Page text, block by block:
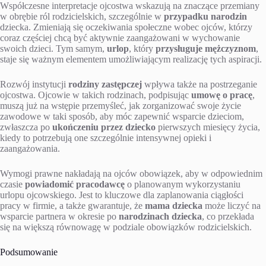
Współczesne interpretacje ojcostwa wskazują na znaczące przemiany
w obrębie ról rodzicielskich, szczególnie w przypadku narodzin
dziecka. Zmieniają się oczekiwania społeczne wobec ojców, którzy
coraz częściej chcą być aktywnie zaangażowani w wychowanie
swoich dzieci. Tym samym, urlop, który przysługuje mężczyznom,
staje się ważnym elementem umożliwiającym realizację tych aspiracji.
Rozwój instytucji rodziny zastępczej wpływa także na postrzeganie
ojcostwa. Ojcowie w takich rodzinach, podpisując umowę o pracę,
muszą już na wstępie przemyśleć, jak zorganizować swoje życie
zawodowe w taki sposób, aby móc zapewnić wsparcie dzieciom,
zwłaszcza po ukończeniu przez dziecko pierwszych miesięcy życia,
kiedy to potrzebują one szczególnie intensywnej opieki i
zaangażowania.
Wymogi prawne nakładają na ojców obowiązek, aby w odpowiednim
czasie powiadomić pracodawcę o planowanym wykorzystaniu
urlopu ojcowskiego. Jest to kluczowe dla zaplanowania ciągłości
pracy w firmie, a także gwarantuje, że mama dziecka może liczyć na
wsparcie partnera w okresie po narodzinach dziecka, co przekłada
się na większą równowagę w podziale obowiązków rodzicielskich.
Podsumowanie